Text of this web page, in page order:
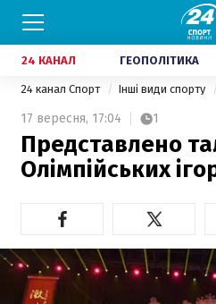
24 КАНАЛ ГЕОПОЛІТИКА
24 канал Спорт Інші види спорту
17 вересня, 17:04 1
Представлено
Олімпійських